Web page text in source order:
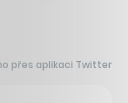
přes aplikaci Twitter